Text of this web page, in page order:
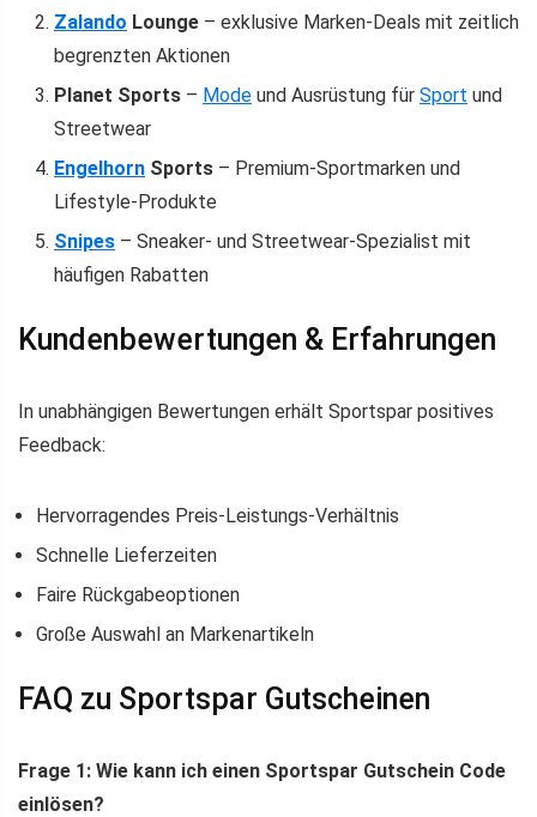
Zalando Lounge – exklusive Marken-Deals mit zeitlich
begrenzten Aktionen
Planet Sports – Mode und Ausrüstung für Sport und
Streetwear
Engelhorn Sports – Premium-Sportmarken und
Lifestyle-Produkte
Snipes – Sneaker- und Streetwear-Spezialist mit
häufigen Rabatten
Kundenbewertungen & Erfahrungen
In unabhängigen Bewertungen erhält Sportspar positives
Feedback:
Hervorragendes Preis-Leistungs-Verhältnis
Schnelle Lieferzeiten
Faire Rückgabeoptionen
Große Auswahl an Markenartikeln
FAQ zu Sportspar Gutscheinen
Frage 1: Wie kann ich einen Sportspar Gutschein Code
einlösen?